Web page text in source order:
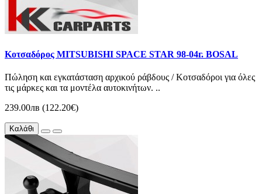
Κοτσαδόρος MITSUBISHI SPACE STAR 98-04г. BOSAL
Πώληση και εγκατάσταση αρχικού ράβδους / Κοτσαδόροι για όλες
τις μάρκες και τα μοντέλα αυτοκινήτων. ..
239.00лв (122.20€)
Καλάθι